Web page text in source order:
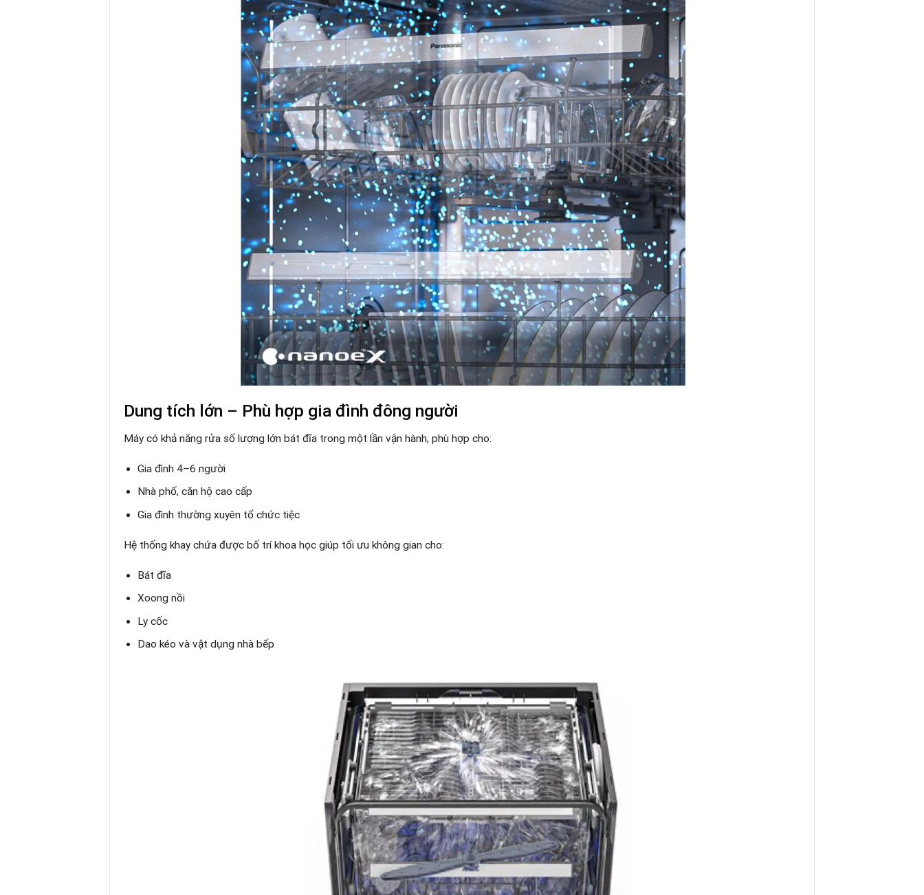
Dung tích lớn – Phù hợp gia đình đông người
Máy có khả năng rửa số lượng lớn bát đĩa trong một lần vận hành, phù hợp cho:
Gia đình 4–6 người
Nhà phố, căn hộ cao cấp
Gia đình thường xuyên tổ chức tiệc
Hệ thống khay chứa được bố trí khoa học giúp tối ưu không gian cho:
Bát đĩa
Xoong nồi
Ly cốc
Dao kéo và vật dụng nhà bếp